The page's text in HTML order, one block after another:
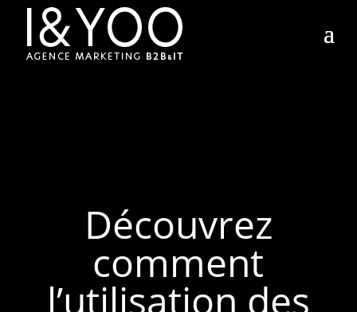
Découvrez
comment
l’utilisation des